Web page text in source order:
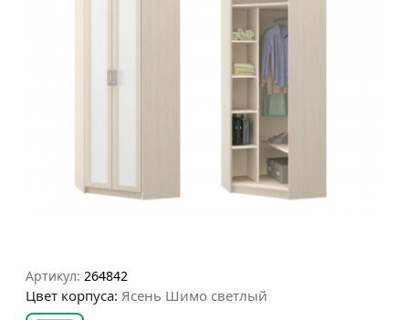
Артикул: 264842
Цвет корпуса: Ясень Шимо светлый